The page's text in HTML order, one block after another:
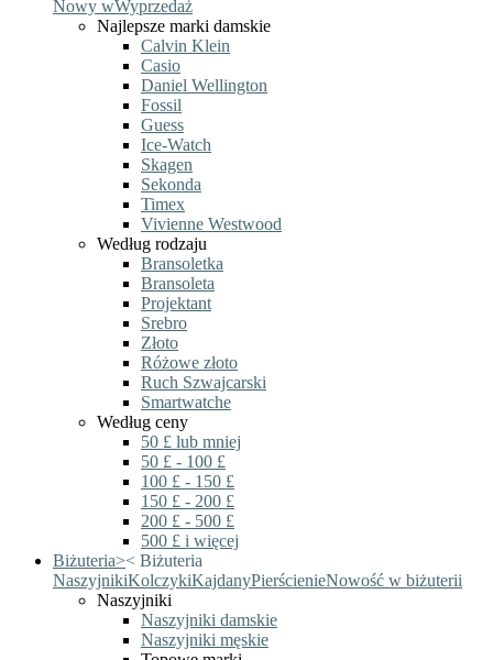
Nowy wWyprzedaż
Najlepsze marki damskie
Calvin Klein
Casio
Daniel Wellington
Fossil
Guess
Ice-Watch
Skagen
Sekonda
Timex
Vivienne Westwood
Według rodzaju
Bransoletka
Bransoleta
Projektant
Srebro
Złoto
Różowe złoto
Ruch Szwajcarski
Smartwatche
Według ceny
50 £ lub mniej
50 £ - 100 £
100 £ - 150 £
150 £ - 200 £
200 £ - 500 £
500 £ i więcej
Biżuteria>< Biżuteria
NaszyjnikiKolczykiKajdanyPierścienieNowość w biżuterii
Naszyjniki
Naszyjniki damskie
Naszyjniki męskie